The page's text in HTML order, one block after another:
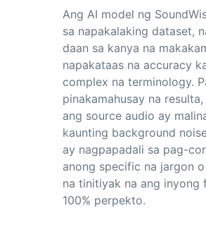
Ang AI model ng
sa napakalaking dataset,
daan sa kanya na
napakataas na accuracy
complex na terminology.
pinakamahusay na
ang source audio ay
kaunting background
ay nagpapadali sa pag-
anong specific na jargon
na tinitiyak na ang inyong
100% perpekto.